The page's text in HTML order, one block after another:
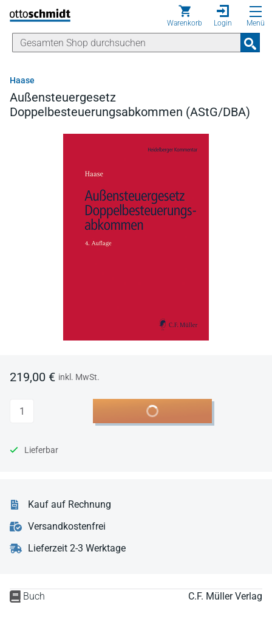
Direkt zum Inhalt
Warenkorb Login Menü
Haase
Außensteuergesetz
Doppelbesteuerungsabkommen (AStG/DBA)
Buch C.F. Müller Verlag
219,00 € inkl. MwSt.
Anzahl In den Warenkorb
Lieferbar
Kauf auf Rechnung
Versandkostenfrei
Lieferzeit 2-3 Werktage